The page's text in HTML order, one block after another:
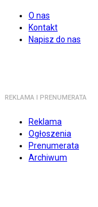
O nas
Kontakt
Napisz do nas
REKLAMA I PRENUMERATA
Reklama
Ogłoszenia
Prenumerata
Archiwum